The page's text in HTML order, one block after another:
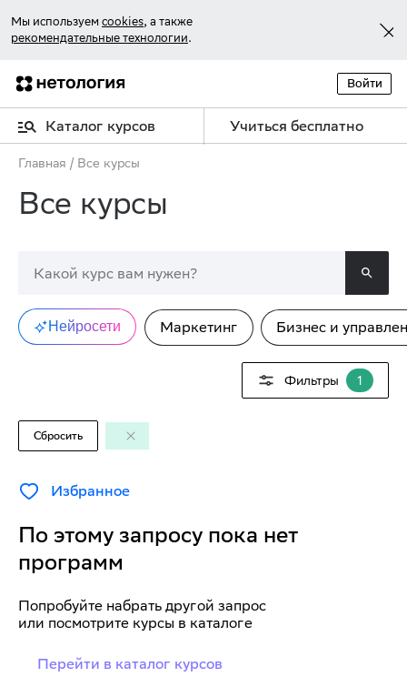
Мы используем cookies, а также
рекомендательные технологии.
Войти
Каталог курсов Учиться бесплатно
Главная / Все курсы
Все курсы
Нейросети Маркетинг Бизнес и
Сбросить
Фильтры 1
Избранное
По этому запросу пока нет
программ
Попробуйте набрать другой запрос
или посмотрите курсы в каталоге
Перейти в каталог курсов